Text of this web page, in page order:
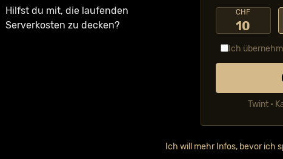
Hilfst du mit, die laufenden
Serverkosten zu decken?
CHF
10
Ich
Twint •
Ich will mehr Infos, bevor ich